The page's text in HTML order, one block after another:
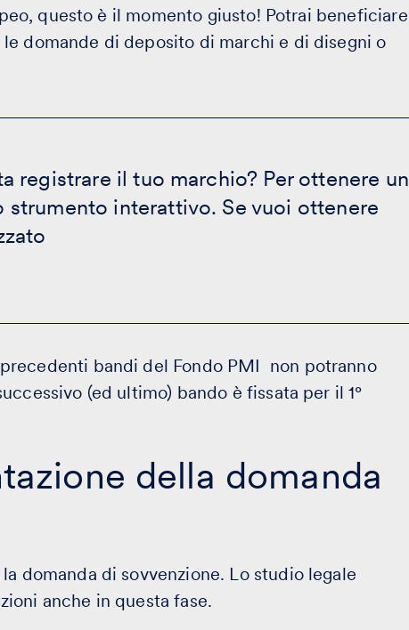
questo è il momento giusto! Potrai beneficiare
le domande di deposito di marchi e di disegni o
registrare il tuo marchio? Per ottenere un
interattivo. Se vuoi ottenere
bandi del Fondo PMI non potranno
(ed ultimo) bando è fissata per il 1°
della domanda
domanda di sovvenzione. Lo studio legale
anche in questa fase.